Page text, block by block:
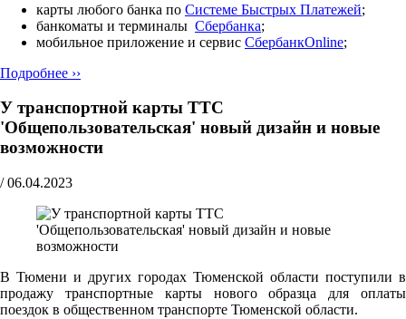
карты любого банка по Cистеме Быстрых Платежей;
банкоматы и терминалы Сбербанка;
мобильное приложение и сервис СбербанкOnline;
Подробнее ››
У транспортной карты ТТС
'Общепользовательская' новый дизайн и новые
возможности
/ 06.04.2023
В Тюмени и других городах Тюменской области поступили в
продажу транспортные карты нового образца для оплаты
поездок в общественном транспорте Тюменской области.